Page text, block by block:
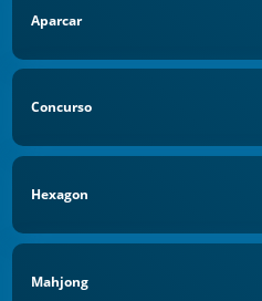
Aparcar
Concurso
Hexagon
Mahjong